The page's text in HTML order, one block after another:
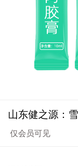
山东健之源：
仅会员可见